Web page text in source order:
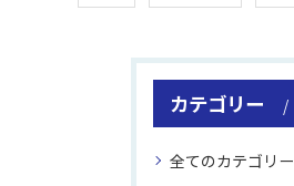
カテゴリー
全てのカテゴリー